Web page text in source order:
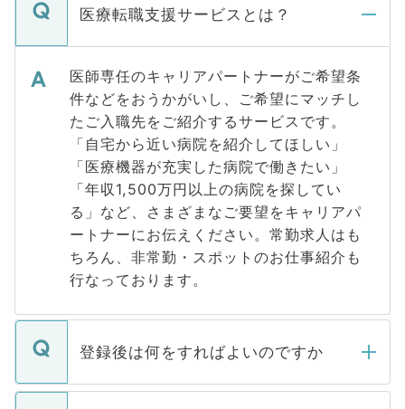
医療転職支援サービスとは？
医師専任のキャリアパートナーがご希望条
件などをおうかがいし、ご希望にマッチし
たご入職先をご紹介するサービスです。
「自宅から近い病院を紹介してほしい」
「医療機器が充実した病院で働きたい」
「年収1,500万円以上の病院を探してい
る」など、さまざまなご要望をキャリアパ
ートナーにお伝えください。常勤求人はも
ちろん、非常勤・スポットのお仕事紹介も
行なっております。
登録後は何をすればよいのですか
ご登録いただきましたら、弊社担当者がご